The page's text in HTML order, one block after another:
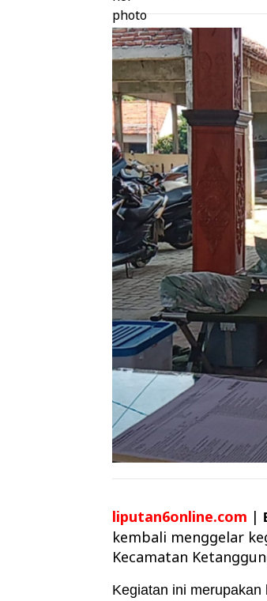
liputan6online.com |
kembali menggelar
Kecamatan
Kegiatan ini